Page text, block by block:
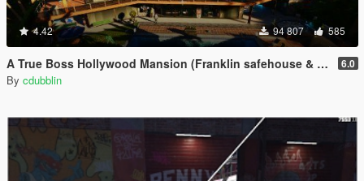
4.42 94 807 585
A True Boss Hollywood Mansion (Franklin safehouse & Car Port) 6.0
By cdubblin